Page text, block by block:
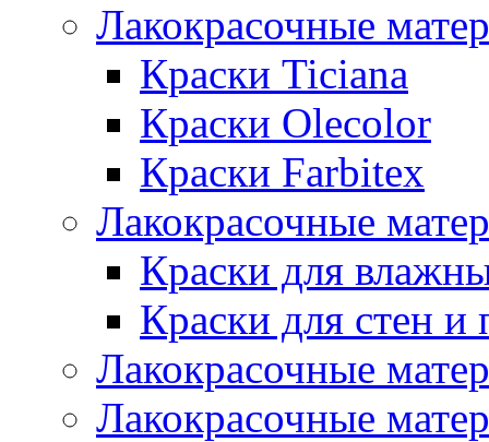
Лакокрасочные
Краски Ticiana
Краски Olecolor
Краски Farbitex
Лакокрасочные
Краски для
Краски для стен и
Лакокрасочные
Лакокрасочные